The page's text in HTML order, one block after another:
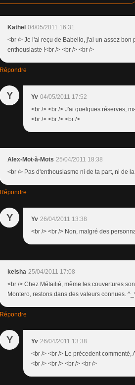
Kathel 04/05/2011 16:31
<br /> Je l'ai reçu de Babelio, j'ai un assez bon
enthousiaste !<br /> <br /> <br />
Répondre
Y Yv 04/05/2011 17:52
<br /> <br /> J'ai quelques réserves,
<br /> <br /> <br />
Alex-Mot-à-Mots 25/04/2011 18:38
<br /> Pas d'enthousiasme ni de ta part, ni de
Répondre
Y Yv 26/04/2011 13:38
<br /> <br /> Non, malgré des
keisha 25/04/2011 17:08
<br /> Chez Métailié, même les couvertures
Montero, restons dans des valeurs connues.
Répondre
Y Yv 26/04/2011 13:38
<br /> <br /> Le précedent
<br /> <br /> <br /> <br />